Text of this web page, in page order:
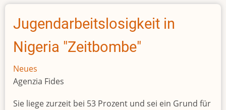
Größe
Jugendarbeitslosigkeit in
Nigeria "Zeitbombe"
Neues
Agenzia Fides
Sie liege zurzeit bei 53 Prozent und sei ein Grund für